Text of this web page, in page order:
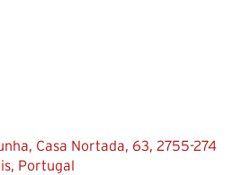
Casa Nortada, 63, 2755-274
Portugal